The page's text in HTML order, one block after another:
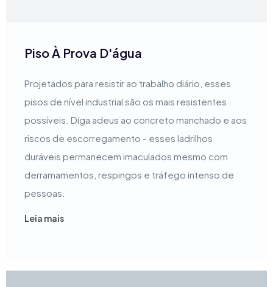
Piso À Prova D'água
Projetados para resistir ao trabalho diário, esses
pisos de nível industrial são os mais resistentes
possíveis. Diga adeus ao concreto manchado e aos
riscos de escorregamento - esses ladrilhos
duráveis permanecem imaculados mesmo com
derramamentos, respingos e tráfego intenso de
pessoas.
Leia mais